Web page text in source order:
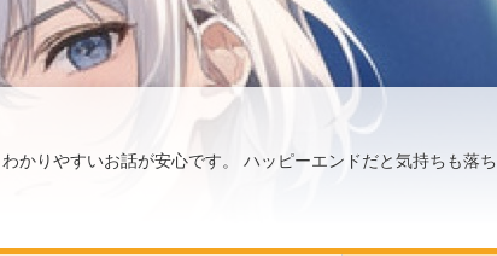
かりやすいお話が安心です。 ハッピーエンドだと気持ちも落ち